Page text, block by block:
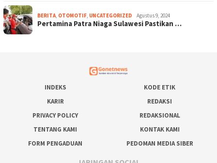
BERITA, OTOMOTIF, UNCATEGORIZED Agustus 9, 2024
Pertamina Patra Niaga Sulawesi Pastikan …
INDEKS
KODE ETIK
KARIR
REDAKSI
PRIVACY POLICY
REDAKSIONAL
TENTANG KAMI
KONTAK KAMI
FORM PENGADUAN
PEDOMAN MEDIA SIBER